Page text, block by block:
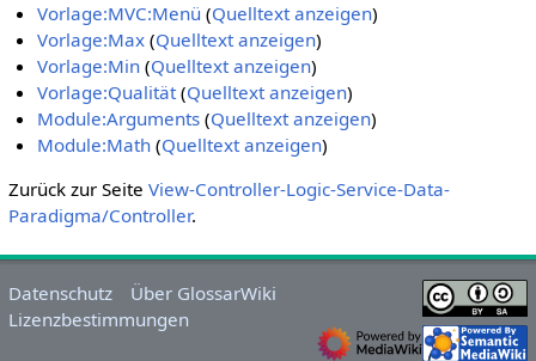
Vorlage:MVC:Menü (Quelltext anzeigen)
Vorlage:Max (Quelltext anzeigen)
Vorlage:Min (Quelltext anzeigen)
Vorlage:Qualität(Quelltext anzeigen)
Module:Arguments (Quelltext anzeigen)
Module:Math (Quelltext anzeigen)
Zurück zur Seite View-Controller-Logic-Service-Data-
Paradigma/Controller.
Datenschutz
Über GlossarWiki
Lizenzbestimmungen